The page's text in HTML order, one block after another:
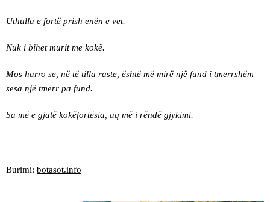
Uthulla e fortë prish enën e vet.
Nuk i bihet murit me kokë.
Mos harro se, në të tilla raste, është më mirë një fund i tmerrshëm
sesa një tmerr pa fund.
Sa më e gjatë kokëfortësia, aq më i rëndë gjykimi.
Burimi: botasot.info